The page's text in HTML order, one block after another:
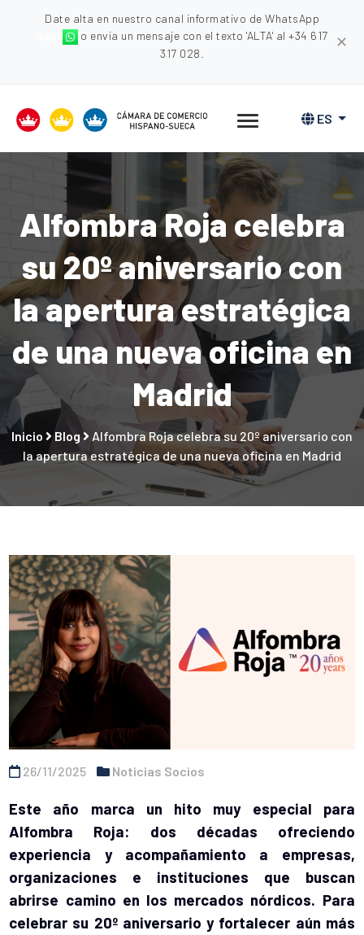
Date alta en nuestro canal informativo de WhatsApp
o envia un mensaje con el texto 'ALTA' al +34 617
317 028.
✕
ES
Alfombra Roja celebra
su 20º aniversario con
la apertura estratégica
de una nueva oficina en
Madrid
Inicio Blog
Alfombra Roja celebra su 20º aniversario con
la apertura estratégica de una nueva oficina en Madrid
26/11/2025 Noticias Socios
Este año marca un hito muy especial para
Alfombra Roja: dos décadas ofreciendo
experiencia y acompañamiento a empresas,
organizaciones e instituciones que buscan
abrirse camino en los mercados nórdicos. Para
celebrar su 20º aniversario y fortalecer aún más